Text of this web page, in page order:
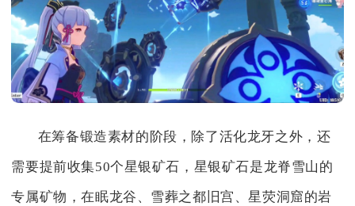
在筹备锻造素材的阶段，除了活化龙牙之外，还
需要提前收集50个星银矿石，星银矿石是龙脊雪山的
专属矿物，在眠龙谷、雪葬之都旧宫、星荧洞窟的岩